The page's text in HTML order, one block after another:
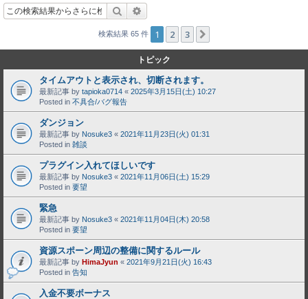
検索
検索結果 65 件 1 2 3
トピック
タイムアウトと表示され、切断されます。
最新記事 by tapioka0714 « 2025年3月15日(土) 10:27
Posted in 不具合/バグ報告
ダンジョン
最新記事 by Nosuke3 « 2021年11月23日(火) 01:31
Posted in 雑談
プラグイン入れてほしいです
最新記事 by Nosuke3 « 2021年11月06日(土) 15:29
Posted in 要望
緊急
最新記事 by Nosuke3 « 2021年11月04日(木) 20:58
Posted in 要望
資源スポーン周辺の整備に関するルール
最新記事 by HimaJyun « 2021年9月21日(火) 16:43
Posted in 告知
入金不要ボーナス